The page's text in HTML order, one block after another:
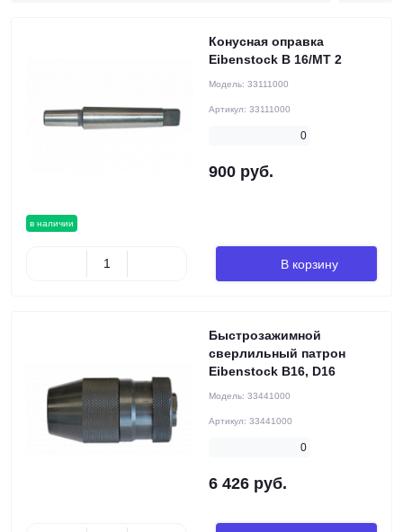
в наличии
Конусная оправка
Eibenstock B 16/MT 2
Модель: 33111000
Артикул: 33111000
0
900 руб.
В корзину
Быстрозажимной
сверлильный патрон
Eibenstock B16, D16
Модель: 33441000
Артикул: 33441000
0
6 426 руб.